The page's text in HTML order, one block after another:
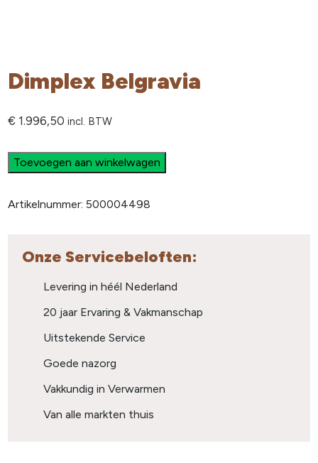
Dimplex Belgravia
€ 1.996,50 incl. BTW
Toevoegen aan winkelwagen
Artikelnummer:500004498
Onze Servicebeloften:
Levering in héél Nederland
20 jaar Ervaring & Vakmanschap
Uitstekende Service
Goede nazorg
Vakkundig in Verwarmen
Van alle markten thuis